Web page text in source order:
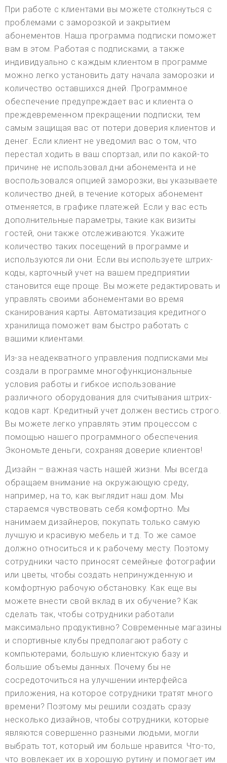
При работе с клиентами вы можете столкнуться с
проблемами с заморозкой и закрытием
абонементов. Наша программа подписки поможет
вам в этом. Работая с подписками, а также
индивидуально с каждым клиентом в программе
можно легко установить дату начала заморозки и
количество оставшихся дней. Программное
обеспечение предупреждает вас и клиента о
преждевременном прекращении подписки, тем
самым защищая вас от потери доверия клиентов и
денег. Если клиент не уведомил вас о том, что
перестал ходить в ваш спортзал, или по какой-то
причине не использовал дни абонемента и не
воспользовался опцией заморозки, вы указываете
количество дней, в течение которых абонемент
отменяется, в графике платежей. Если у вас есть
дополнительные параметры, такие как визиты
гостей, они также отслеживаются. Укажите
количество таких посещений в программе и
используются ли они. Если вы используете штрих-
коды, карточный учет на вашем предприятии
становится еще проще. Вы можете редактировать и
управлять своими абонементами во время
сканирования карты. Автоматизация кредитного
хранилища поможет вам быстро работать с
вашими клиентами.
Из-за неадекватного управления подписками мы
создали в программе многофункциональные
условия работы и гибкое использование
различного оборудования для считывания штрих-
кодов карт. Кредитный учет должен вестись строго.
Вы можете легко управлять этим процессом с
помощью нашего программного обеспечения.
Экономьте деньги, сохраняя доверие клиентов!
Дизайн – важная часть нашей жизни. Мы всегда
обращаем внимание на окружающую среду,
например, на то, как выглядит наш дом. Мы
стараемся чувствовать себя комфортно. Мы
нанимаем дизайнеров; покупать только самую
лучшую и красивую мебель и т.д. То же самое
должно относиться и к рабочему месту. Поэтому
сотрудники часто приносят семейные фотографии
или цветы, чтобы создать непринужденную и
комфортную рабочую обстановку. Как еще вы
можете внести свой вклад в их обучение? Как
сделать так, чтобы сотрудники работали
максимально продуктивно? Современные магазины
и спортивные клубы предполагают работу с
компьютерами, большую клиентскую базу и
большие объемы данных. Почему бы не
сосредоточиться на улучшении интерфейса
приложения, на которое сотрудники тратят много
времени? Поэтому мы решили создать сразу
несколько дизайнов, чтобы сотрудники, которые
являются совершенно разными людьми, могли
выбрать тот, который им больше нравится. Что-то,
что вовлекает их в хорошую рутину и помогает им